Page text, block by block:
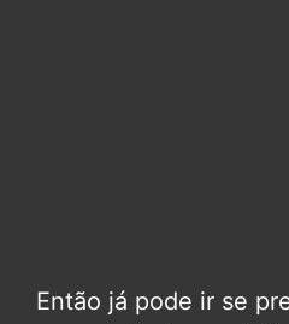
Então já pode ir se